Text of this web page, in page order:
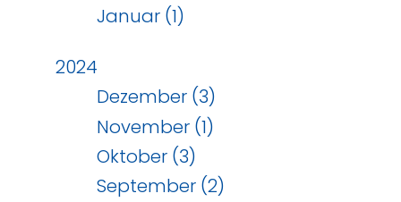
Januar (1)
2024
Dezember (3)
November (1)
Oktober (3)
September (2)